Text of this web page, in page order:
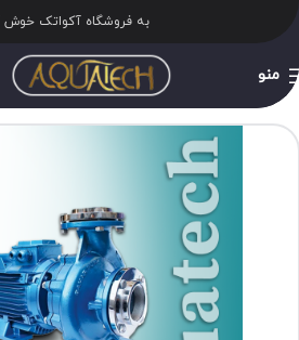
به فروشگاه آکواتک خوش
منو